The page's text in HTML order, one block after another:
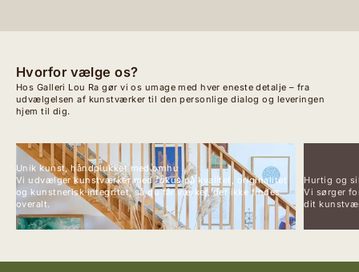
Hvorfor vælge os?
Hos Galleri Lou Ra gør vi os umage med hver eneste detalje – fra
udvælgelsen af kunstværker til den personlige dialog og leveringen
hjem til dig.
Unik kunst, håndplukket med omhu
Vi udvælger kunstværker med fokus på kvalitet, originalitet
og kunstnerisk integritet, så du får værker, der ikke findes
overalt.
Hurtig og
Vi sørger
dit